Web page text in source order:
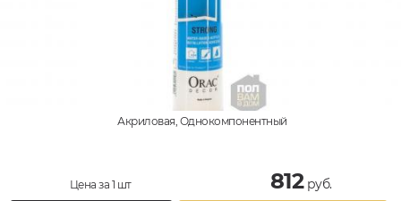
Акриловая, Однокомпонентный
Цена за 1 шт 812руб.